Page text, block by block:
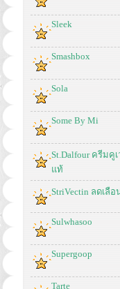
Sleek
Smashbox
Sola
Some By Mi
St.Dalfour ครีมคู
แท้
StriVectin ลดเลือ
Sulwhasoo
Supergoop
Tarte